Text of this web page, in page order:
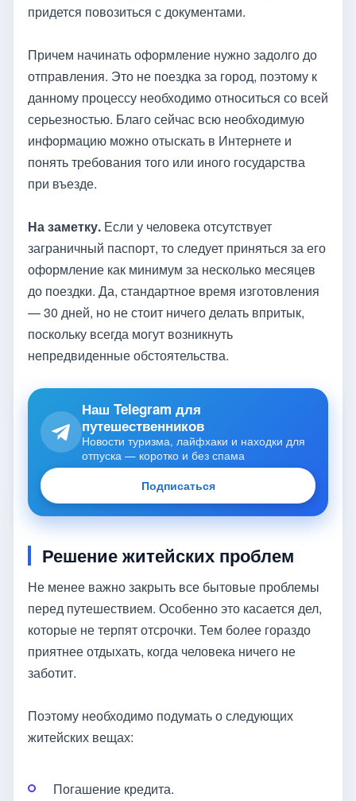
придется повозиться с документами.
Причем начинать оформление нужно задолго до
отправления. Это не поездка за город, поэтому к
данному процессу необходимо относиться со всей
серьезностью. Благо сейчас всю необходимую
информацию можно отыскать в Интернете и
понять требования того или иного государства
при въезде.
На заметку. Если у человека отсутствует
заграничный паспорт, то следует приняться за его
оформление как минимум за несколько месяцев
до поездки. Да, стандартное время изготовления
— 30 дней, но не стоит ничего делать впритык,
поскольку всегда могут возникнуть
непредвиденные обстоятельства.
Наш Telegram для
путешественников
Новости туризма, лайфхаки и находки для
отпуска — коротко и без спама
Подписаться
Решение житейских проблем
Не менее важно закрыть все бытовые проблемы
перед путешествием. Особенно это касается дел,
которые не терпят отсрочки. Тем более гораздо
приятнее отдыхать, когда человека ничего не
заботит.
Поэтому необходимо подумать о следующих
житейских вещах:
Погашение кредита.